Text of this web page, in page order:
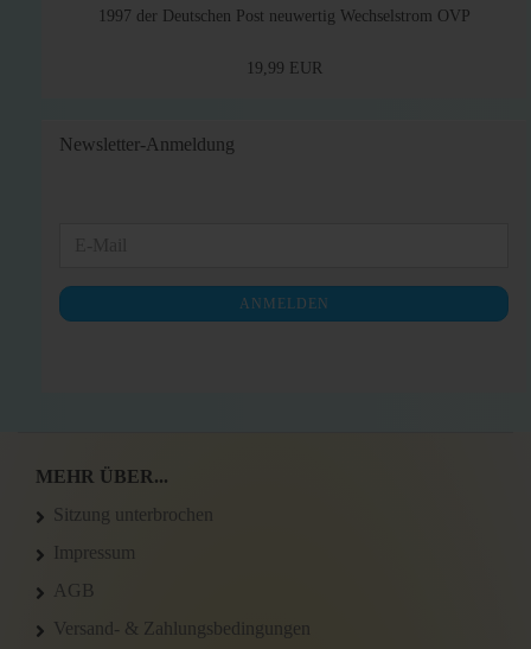
1997 der Deutschen Post neuwertig Wechselstrom OVP
19,99 EUR
Newsletter-Anmeldung
NEWSLETTER-
ANMELDUNG
ANMELDEN
MEHR ÜBER...
Sitzung unterbrochen
Impressum
AGB
Versand- & Zahlungsbedingungen